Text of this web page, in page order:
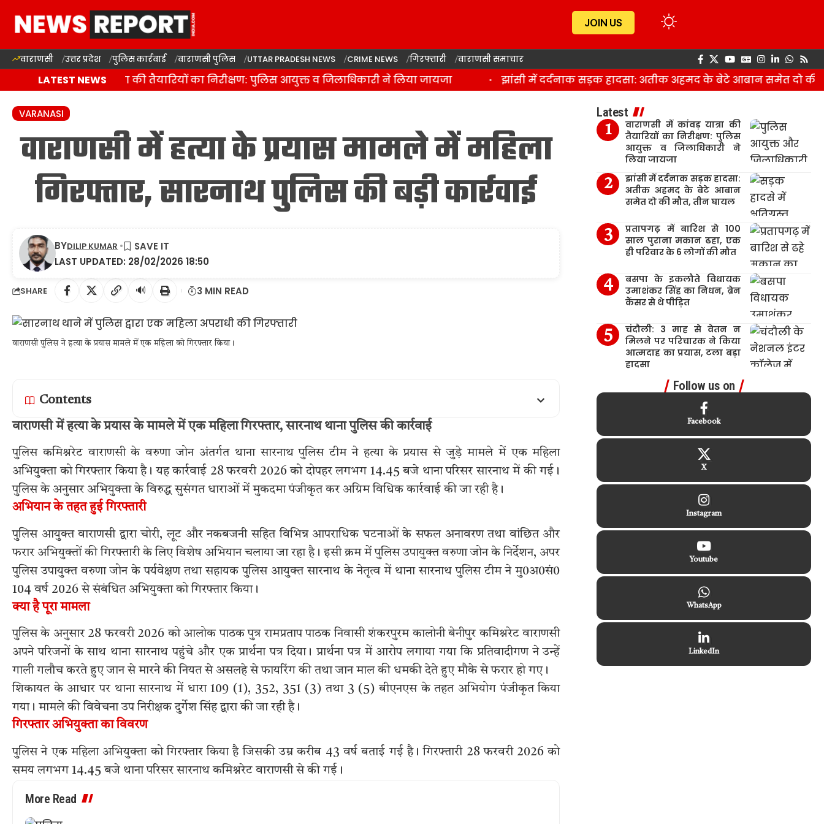
JOIN US
वाराणसी उत्तर प्रदेश पुलिस कार्रवाई वाराणसी पुलिस UTTAR PRADESH NEWS CRIME NEWS गिरफ्तारी वाराणसी समाचार
LATEST NEWS
वाराणसी में कांवड़ यात्रा की तैयारियों का निरीक्षण: पुलिस आयुक्त व जिलाधिकारी ने लिया जायजा झांसी में दर्दनाक सड़क हादसा: अतीक अहमद के बेटे आबान समेत दो की
VARANASI
वाराणसी में हत्या के प्रयास मामले में महिला
गिरफ्तार, सारनाथ पुलिस की बड़ी कार्रवाई
LAST UPDATED: 28/02/2026 18:50
BYDILIP KUMAR
SHARE 🔊 3 MIN READ
वाराणसी पुलिस ने हत्या के प्रयास मामले में एक महिला को गिरफ्तार किया।
Contents
वाराणसी में हत्या के प्रयास के मामले में एक महिला गिरफ्तार, सारनाथ थाना पुलिस की कार्रवाई
पुलिस कमिश्नरेट वाराणसी के वरुणा जोन अंतर्गत थाना सारनाथ पुलिस टीम ने हत्या के प्रयास से जुड़े मामले में एक महिला
अभियुक्ता को गिरफ्तार किया है। यह कार्रवाई 28 फरवरी 2026 को दोपहर लगभग 14.45 बजे थाना परिसर सारनाथ में की गई।
पुलिस के अनुसार अभियुक्ता के विरुद्ध सुसंगत धाराओं में मुकदमा पंजीकृत कर अग्रिम विधिक कार्रवाई की जा रही है।
अभियान के तहत हुई गिरफ्तारी
पुलिस आयुक्त वाराणसी द्वारा चोरी, लूट और नकबजनी सहित विभिन्न आपराधिक घटनाओं के सफल अनावरण तथा वांछित और
फरार अभियुक्तों की गिरफ्तारी के लिए विशेष अभियान चलाया जा रहा है। इसी क्रम में पुलिस उपायुक्त वरुणा जोन के निर्देशन, अपर
पुलिस उपायुक्त वरुणा जोन के पर्यवेक्षण तथा सहायक पुलिस आयुक्त सारनाथ के नेतृत्व में थाना सारनाथ पुलिस टीम ने मु0अ0सं0
104 वर्ष 2026 से संबंधित अभियुक्ता को गिरफ्तार किया।
क्या है पूरा मामला
पुलिस के अनुसार 28 फरवरी 2026 को आलोक पाठक पुत्र रामप्रताप पाठक निवासी शंकरपुरम कालोनी बेनीपुर कमिश्नरेट वाराणसी
अपने परिजनों के साथ थाना सारनाथ पहुंचे और एक प्रार्थना पत्र दिया। प्रार्थना पत्र में आरोप लगाया गया कि प्रतिवादीगण ने उन्हें
गाली गलौच करते हुए जान से मारने की नियत से असलहे से फायरिंग की तथा जान माल की धमकी देते हुए मौके से फरार हो गए।
शिकायत के आधार पर थाना सारनाथ में धारा 109 (1), 352, 351 (3) तथा 3 (5) बीएनएस के तहत अभियोग पंजीकृत किया
गया। मामले की विवेचना उप निरीक्षक दुर्गेश सिंह द्वारा की जा रही है।
गिरफ्तार अभियुक्ता का विवरण
पुलिस ने एक महिला अभियुक्ता को गिरफ्तार किया है जिसकी उम्र करीब 43 वर्ष बताई गई है। गिरफ्तारी 28 फरवरी 2026 को
समय लगभग 14.45 बजे थाना परिसर सारनाथ कमिश्नरेट वाराणसी से की गई।
More Read
Latest
वाराणसी में कांवड़ यात्रा की
तैयारियों का निरीक्षण: पुलिस
आयुक्त व जिलाधिकारी ने
लिया जायजा
झांसी में दर्दनाक सड़क हादसा:
अतीक अहमद के बेटे आबान
समेत दो की मौत, तीन घायल
प्रतापगढ़ में बारिश से 100
साल पुराना मकान ढहा, एक
ही परिवार के 6 लोगों की मौत
बसपा के इकलौते विधायक
उमाशंकर सिंह का निधन, ब्रेन
कैंसर से थे पीड़ित
चंदौली: 3 माह से वेतन न
मिलने पर परिचारक ने किया
आत्मदाह का प्रयास, टला बड़ा
हादसा
Follow us on
Facebook
X
Instagram
Youtube
WhatsApp
LinkedIn